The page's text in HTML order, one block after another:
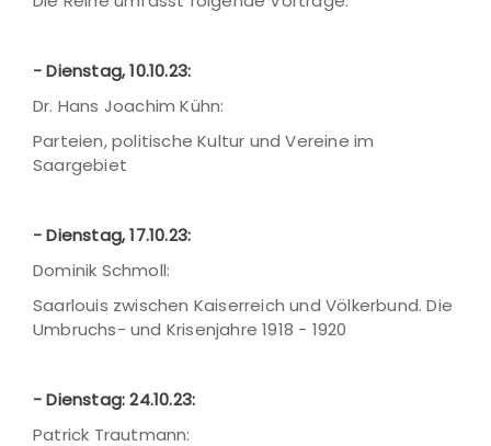
- Dienstag, 10.10.23:
Dr. Hans Joachim Kühn:
Parteien, politische Kultur und Vereine im
Saargebiet
- Dienstag, 17.10.23:
Dominik Schmoll:
Saarlouis zwischen Kaiserreich und Völkerbund. Die
Umbruchs- und Krisenjahre 1918 - 1920
- Dienstag: 24.10.23:
Patrick Trautmann: